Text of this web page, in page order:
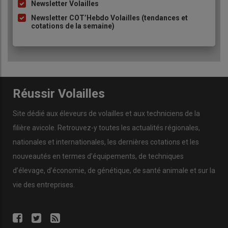
60 % des lots allongés chez
Fermiers du Sud-Est
Fermiers du Sud-Est a décidé d’allonger les durées de
ponte pour des lots qui vont bien au démarrage, en
Fin 2024, l’épizootie d’Influenza aviaire a contraint des
lots de pondeuses à être réformés plus tard que prévu,
jusqu’à 85 ou 87 semaines pour certains en plein air ou
en volières. « Cette situation a eu un effet positif, elle nous
éviter les déclassements en fin de lots
Samuel Chombart, directeur de Fermiers du Sud-Est.
est de 76-78 semaines. «
Newsletter Volailles
Newsletter COT’Hebdo Volailles (tendances et
cotations de la semaine)
Réussir Volailles
Site dédié aux éleveurs de volailles et aux techniciens de la
filière avicole. Retrouvez-y toutes les actualités régionales,
nationales et internationales, les dernières cotations et les
nouveautés en termes d’équipements, de techniques
d’élevage, d’économie, de génétique, de santé animale et sur la
vie des entreprises.